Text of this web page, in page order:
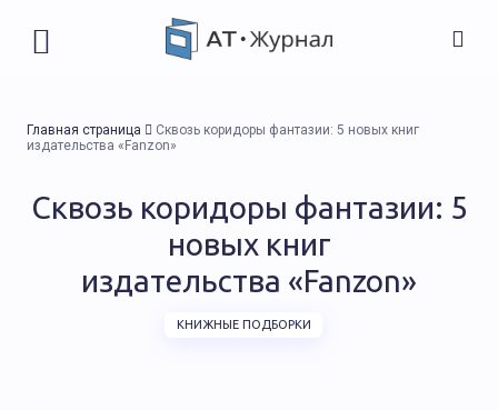
Главная страница
Сквозь коридоры фантазии: 5 новых книг
издательства «Fanzon»
Сквозь коридоры фантазии: 5
новых книг
издательства «Fanzon»
КНИЖНЫЕ ПОДБОРКИ